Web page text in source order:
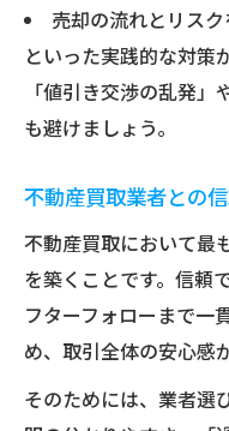
売却の流れとリス
といった実践的な対策
「値引き交渉の乱発
も避けましょう。
不動産買取業者との
不動産買取において最
を築くことです。信頼
フターフォローまで一
め、取引全体の安心感
そのためには、業者選